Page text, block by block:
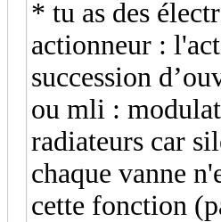
* tu as des
actionneur :
succession
ou mli :
radiateurs car
chaque vanne
cette fonction